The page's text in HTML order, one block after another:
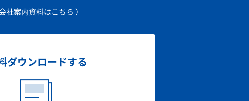
会社案内資料はこちら ）
ダウンロードする